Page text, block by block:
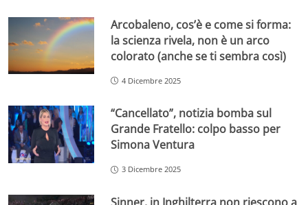
Arcobaleno, cos’è e come si forma:
la scienza rivela, non è un arco
colorato (anche se ti sembra così)
4 Dicembre 2025
“Cancellato”, notizia bomba sul
Grande Fratello: colpo basso per
Simona Ventura
3 Dicembre 2025